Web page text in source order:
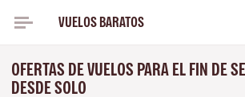
VUELOS BARATOS
OFERTAS DE VUELOS PARA EL FIN DE
DESDE SOLO